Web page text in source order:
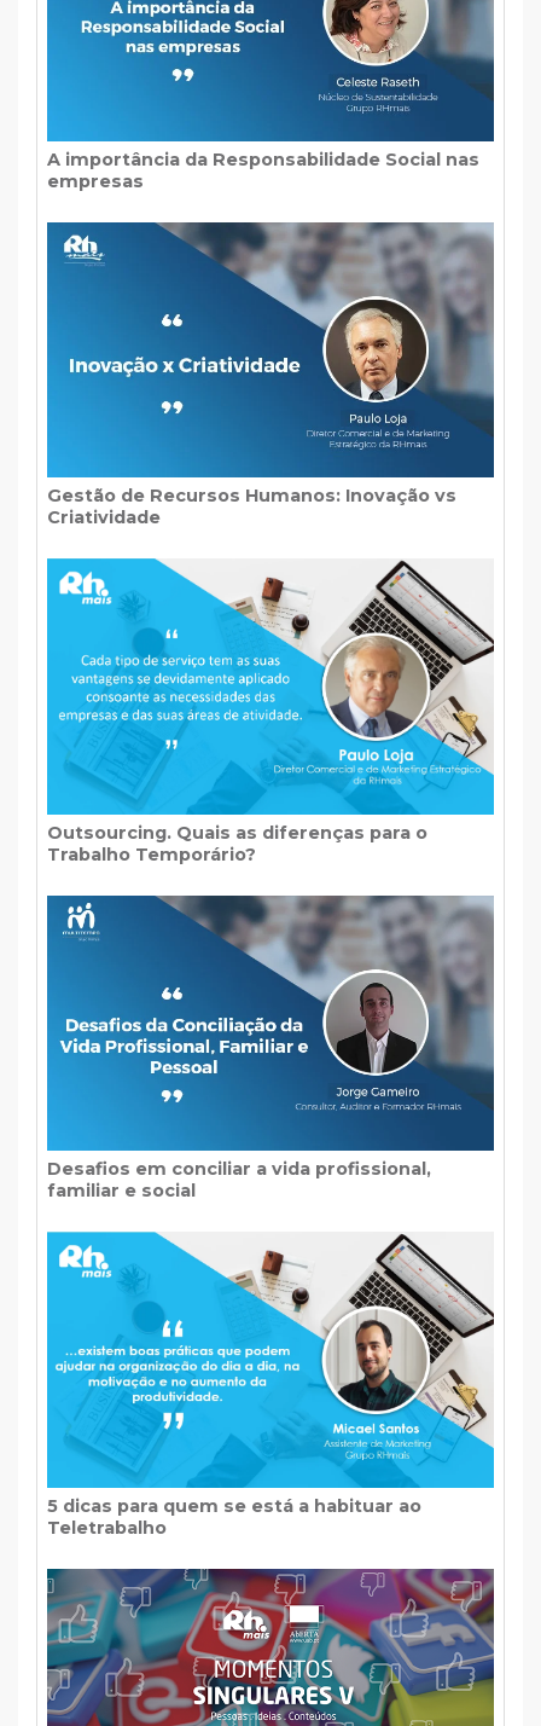
A importância da Responsabilidade Social nas
empresas
Gestão de Recursos Humanos: Inovação vs
Criatividade
Outsourcing. Quais as diferenças para o
Trabalho Temporário?
Desafios em conciliar a vida profissional,
familiar e social
5 dicas para quem se está a habituar ao
Teletrabalho